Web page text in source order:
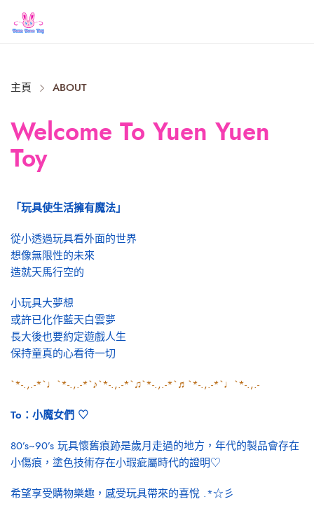
主頁 ABOUT
Welcome To Yuen Yuen
Toy
「玩具使生活擁有魔法」
從小透過玩具看外面的世界
想像無限性的未來
造就天馬行空的
小玩具大夢想
或許已化作藍天白雲夢
長大後也要約定遊戲人生
保持童真的心看待一切
`*-.,.-*`♩`*-.,.-*`♪`*-.,.-*`♫`*-.,.-*`♬`*-.,.-*`♩`*-.,.-
To：小魔女們 ♡
80’s~90’s 玩具懷舊痕跡是歲月走過的地方，年代的製品會存在
小傷痕，塗色技術存在小瑕疵屬時代的證明♡
希望享受購物樂趣，感受玩具帶來的喜悅 .*☆彡
Close